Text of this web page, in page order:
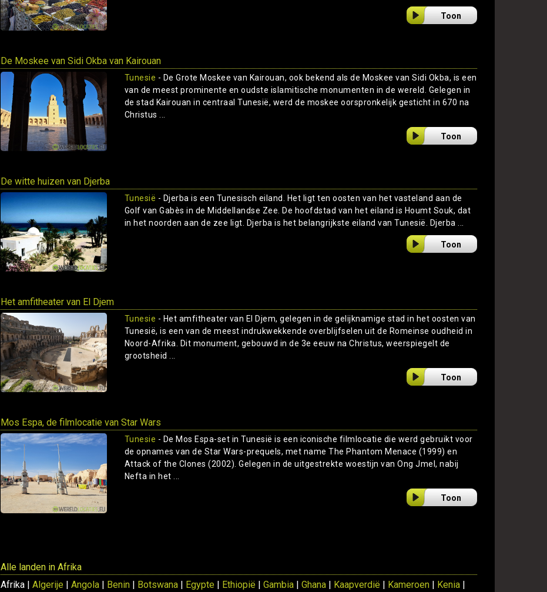
Toon
De Moskee van Sidi Okba van Kairouan
Tunesie - De Grote Moskee van Kairouan, ook bekend als de Moskee van Sidi Okba, is een
van de meest prominente en oudste islamitische monumenten in de wereld. Gelegen in
de stad Kairouan in centraal Tunesië, werd de moskee oorspronkelijk gesticht in 670 na
Christus ...
Toon
De witte huizen van Djerba
Tunesië - Djerba is een Tunesisch eiland. Het ligt ten oosten van het vasteland aan de
Golf van Gabès in de Middellandse Zee. De hoofdstad van het eiland is Houmt Souk, dat
in het noorden aan de zee ligt. Djerba is het belangrijkste eiland van Tunesië. Djerba ...
Toon
Het amfitheater van El Djem
Tunesie - Het amfitheater van El Djem, gelegen in de gelijknamige stad in het oosten van
Tunesië, is een van de meest indrukwekkende overblijfselen uit de Romeinse oudheid in
Noord-Afrika. Dit monument, gebouwd in de 3e eeuw na Christus, weerspiegelt de
grootsheid ...
Toon
Mos Espa, de filmlocatie van Star Wars
Tunesie - De Mos Espa-set in Tunesië is een iconische filmlocatie die werd gebruikt voor
de opnames van de Star Wars-prequels, met name The Phantom Menace (1999) en
Attack of the Clones (2002). Gelegen in de uitgestrekte woestijn van Ong Jmel, nabij
Nefta in het ...
Toon
Alle landen in Afrika
Afrika |Algerije |Angola | Benin | Botswana | Egypte | Ethiopië |Gambia |Ghana | Kaapverdië | Kameroen | Kenia |